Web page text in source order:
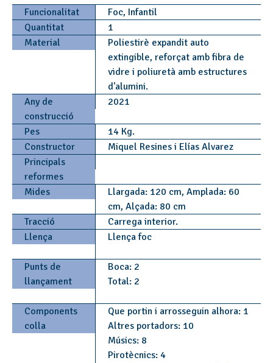
Funcionalitat
Foc, Infantil
Quantitat
1
Material
Poliestirè expandit auto
extingible, reforçat amb fibra de
vidre i poliuretà amb estructures
d'alumini.
Any de
construcció
2021
Pes
14 Kg.
Constructor
Miquel Resines i Elías Alvarez
Principals
reformes
Mides
Llargada: 120 cm, Amplada: 60
cm, Alçada: 80 cm
Tracció
Carrega interior.
Llença
Llença foc
Punts de
llançament
Boca: 2
Total: 2
Components
colla
Que portin i arrosseguin alhora: 1
Altres portadors: 10
Músics: 8
Pirotècnics: 4